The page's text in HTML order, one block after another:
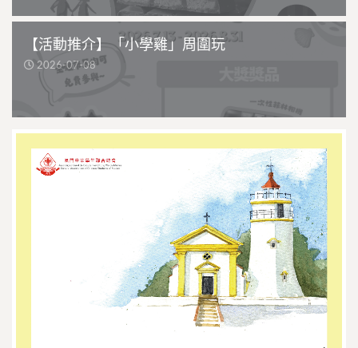
【活動推介】「小學雞」周圍玩
2026-07-08